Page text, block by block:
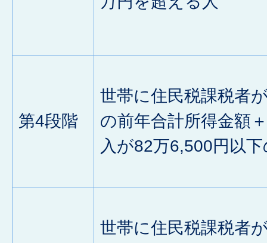
第4段階
世帯に住民税課税者
の前年合計所得金額
入が82万6,500円以
世帯に住民税課税者